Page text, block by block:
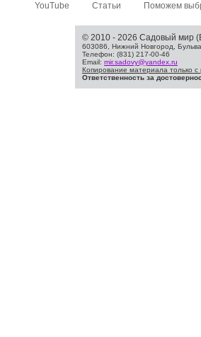
YouTube Статьи Поможем
© 2010 - 2026 Садовый мир
603086, Нижний Новгород,
Телефон: (831) 217-00-46
Email: mir.sadovy@yandex.ru
Копирование материала только
Ответственность за